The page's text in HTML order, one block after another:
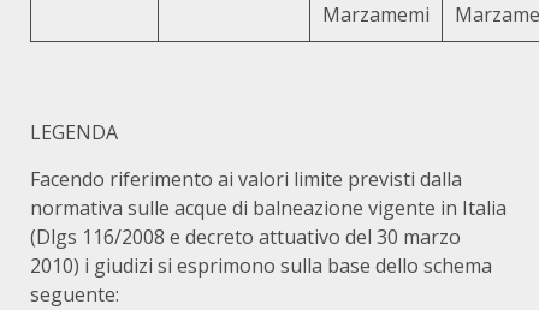
Marzamemi
LEGENDA
Facendo riferimento ai valori limite previsti dalla
normativa sulle acque di balneazione vigente in Italia
(Dlgs 116/2008 e decreto attuativo del 30 marzo
2010) i giudizi si esprimono sulla base dello schema
seguente: